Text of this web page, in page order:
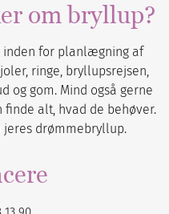
om bryllup?
inden for planlægning af
ringe, bryllupsrejsen,
og gom. Mind også gerne
alt, hvad de behøver.
drømmebryllup.